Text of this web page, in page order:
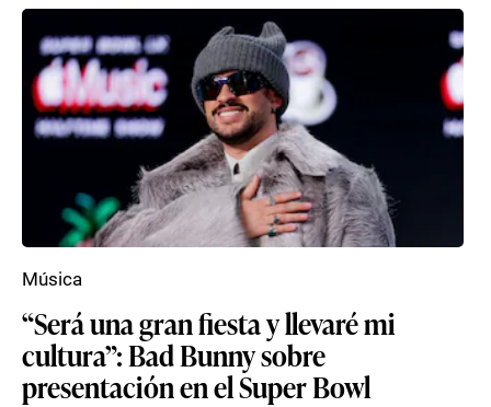
“Será una gran fiesta y llevaré mi
cultura”: Bad Bunny sobre
presentación en el Super Bowl
Música